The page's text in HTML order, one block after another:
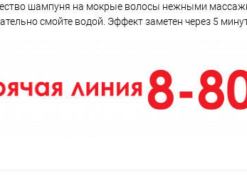
шампуня на мокрые волосы нежными
смойте водой. Эффект заметен через 5